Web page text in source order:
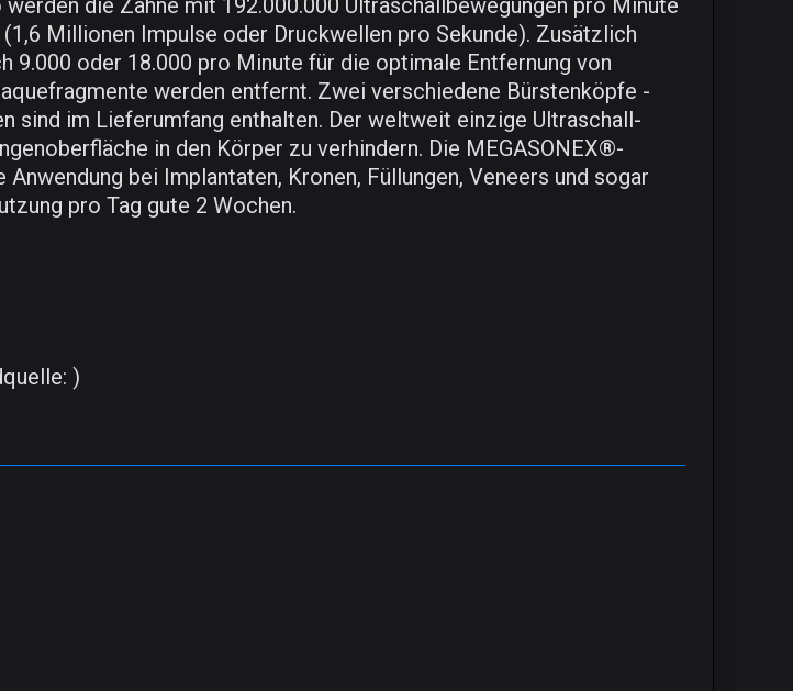
die Zähne mit 192.000.000 Ultraschallbewegungen pro Minute
Millionen Impulse oder Druckwellen pro Sekunde). Zusätzlich
oder 18.000 pro Minute für die optimale Entfernung von
werden entfernt. Zwei verschiedene Bürstenköpfe -
im Lieferumfang enthalten. Der weltweit einzige Ultraschall-
in den Körper zu verhindern. Die MEGASONEX®-
bei Implantaten, Kronen, Füllungen, Veneers und sogar
pro Tag gute 2 Wochen.
)